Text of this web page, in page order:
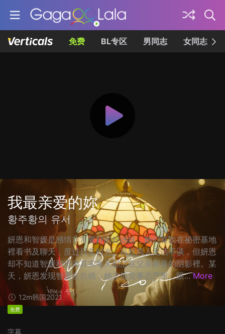
免费 BL专区 男同志 女同志
我最亲爱的妳
황주황의 유서
妍恩和智媛是感情非常要好的好姊妹，她们喜欢在祕密基地
裡看书及聊天，度过日常时光。虽然两人无话不谈，但妍恩
却不知道智媛和母亲其实每天都活在父亲家暴的阴影裡。某
天，妍恩发现智媛在自残，她才惊觉事态严重，眼... More
12m韩国2021
免费
字幕